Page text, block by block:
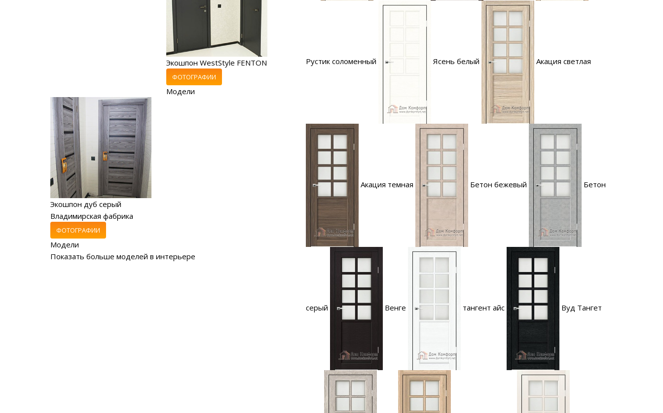
Экошпон WestStyle FENTON
ФОТОГРАФИИ
Модели
Экошпон дуб серый
Владимирская фабрика
ФОТОГРАФИИ
Модели
Показать больше моделей в интерьере
Рустик соломенный Ясень белый Акация светлая
Акация темная Бетон бежевый Бетон
серый Венге тангент айс Вуд Тангет